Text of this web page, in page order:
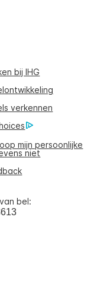
bij IHG
verkennen
mijn persoonlijke
niet
bel: